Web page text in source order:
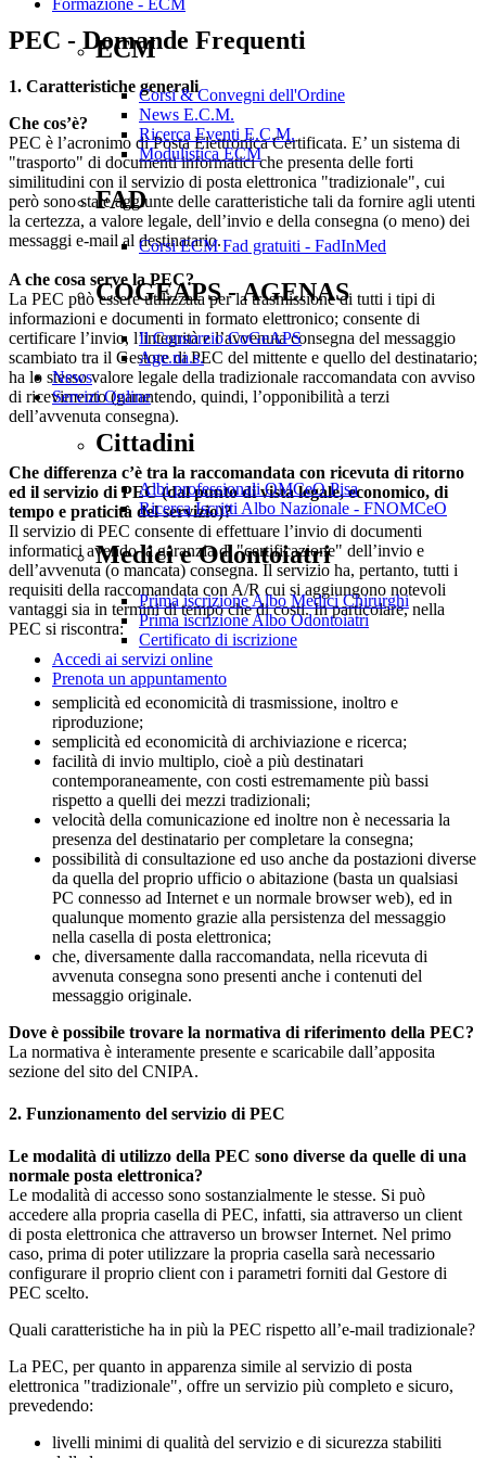
ECM
Corsi & Convegni dell'Ordine
News E.C.M.
Ricerca Eventi E.C.M.
Modulistica ECM
FAD
Corsi ECM Fad gratuiti - FadInMed
COGEAPS - AGENAS
Il Consorzio CoGeAPS
Age.na.s.
News
Servizi Online
Cittadini
Albi professionali OMCeO Pisa
Ricerca Iscritti Albo Nazionale - FNOMCeO
Medici e Odontoiatri
Prima iscrizione Albo Medici Chirurghi
Prima iscrizione Albo Odontoiatri
Certificato di iscrizione
Accedi ai servizi online
Prenota un appuntamento
PEC - Domande Frequenti
1. Caratteristiche generali
Che cos’è?
PEC è l’acronimo di Posta Elettronica Certificata. E’ un sistema di
"trasporto" di documenti informatici che presenta delle forti
similitudini con il servizio di posta elettronica "tradizionale", cui
però sono state aggiunte delle caratteristiche tali da fornire agli utenti
la certezza, a valore legale, dell’invio e della consegna (o meno) dei
messaggi e-mail al destinatario.
A che cosa serve la PEC?
La PEC può essere utilizzata per la trasmissione di tutti i tipi di
informazioni e documenti in formato elettronico; consente di
certificare l’invio, l’integrità e l’avvenuta consegna del messaggio
scambiato tra il Gestore di PEC del mittente e quello del destinatario;
ha lo stesso valore legale della tradizionale raccomandata con avviso
di ricevimento (garantendo, quindi, l’opponibilità a terzi
dell’avvenuta consegna).
Che differenza c’è tra la raccomandata con ricevuta di ritorno
ed il servizio di PEC (dal punto di vista legale, economico, di
tempo e praticità del servizio)?
Il servizio di PEC consente di effettuare l’invio di documenti
informatici avendo la garanzia di "certificazione" dell’invio e
dell’avvenuta (o mancata) consegna. Il servizio ha, pertanto, tutti i
requisiti della raccomandata con A/R cui si aggiungono notevoli
vantaggi sia in termini di tempo che di costi. In particolare, nella
PEC si riscontra:
semplicità ed economicità di trasmissione, inoltro e
riproduzione;
semplicità ed economicità di archiviazione e ricerca;
facilità di invio multiplo, cioè a più destinatari
contemporaneamente, con costi estremamente più bassi
rispetto a quelli dei mezzi tradizionali;
velocità della comunicazione ed inoltre non è necessaria la
presenza del destinatario per completare la consegna;
possibilità di consultazione ed uso anche da postazioni diverse
da quella del proprio ufficio o abitazione (basta un qualsiasi
PC connesso ad Internet e un normale browser web), ed in
qualunque momento grazie alla persistenza del messaggio
nella casella di posta elettronica;
che, diversamente dalla raccomandata, nella ricevuta di
avvenuta consegna sono presenti anche i contenuti del
messaggio originale.
Dove è possibile trovare la normativa di riferimento della PEC?
La normativa è interamente presente e scaricabile dall’apposita
sezione del sito del CNIPA.
2. Funzionamento del servizio di PEC
Le modalità di utilizzo della PEC sono diverse da quelle di una
normale posta elettronica?
Le modalità di accesso sono sostanzialmente le stesse. Si può
accedere alla propria casella di PEC, infatti, sia attraverso un client
di posta elettronica che attraverso un browser Internet. Nel primo
caso, prima di poter utilizzare la propria casella sarà necessario
configurare il proprio client con i parametri forniti dal Gestore di
PEC scelto.
Quali caratteristiche ha in più la PEC rispetto all’e-mail tradizionale?
La PEC, per quanto in apparenza simile al servizio di posta
elettronica "tradizionale", offre un servizio più completo e sicuro,
prevedendo:
livelli minimi di qualità del servizio e di sicurezza stabiliti